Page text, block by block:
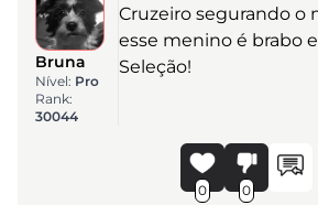
Bruna
Nível: Pro
Rank:
30044
Cruzeiro segurando o
esse menino é brabo
Seleção!
0 0